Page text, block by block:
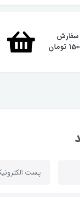
سفارش